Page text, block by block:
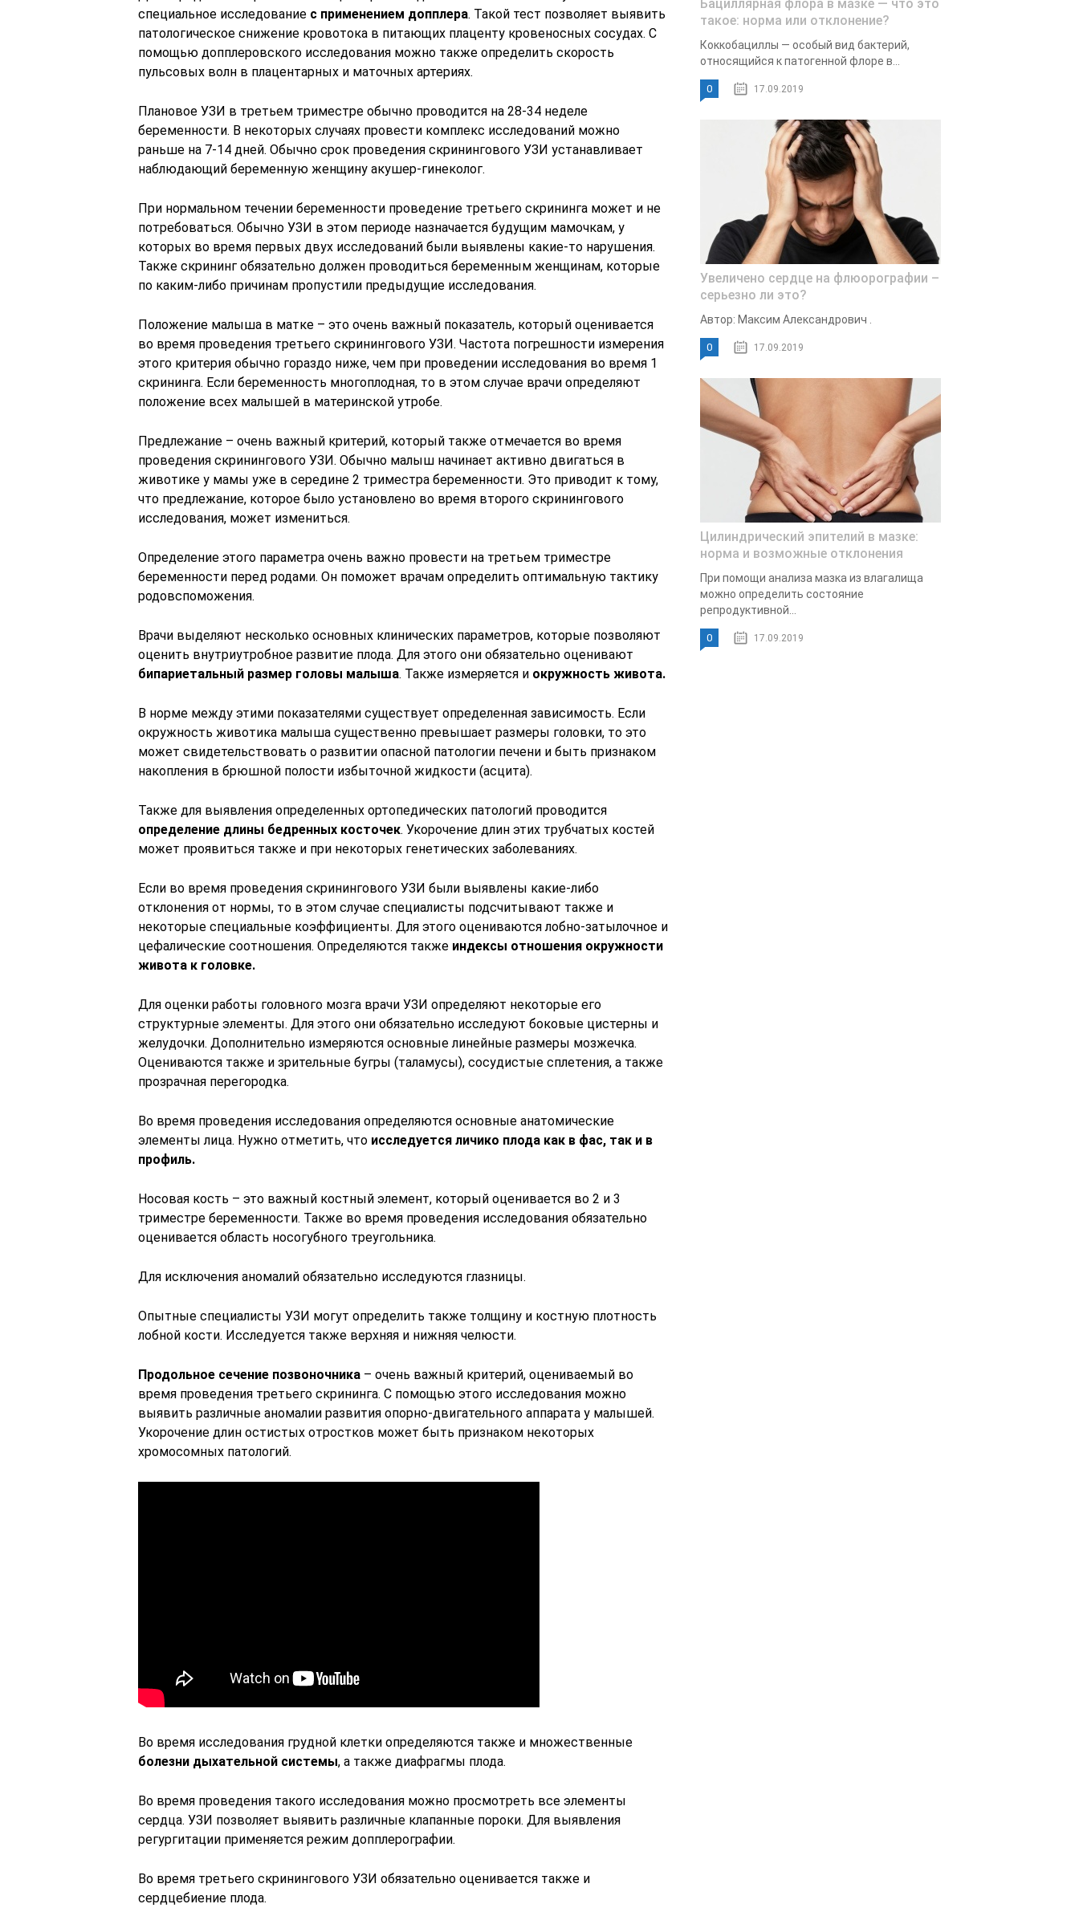
специальное исследование с применением допплера. Такой тест позволяет выявить
патологическое снижение кровотока в питающих плаценту кровеносных сосудах. С
помощью допплеровского исследования можно также определить скорость
пульсовых волн в плацентарных и маточных артериях.
Плановое УЗИ в третьем триместре обычно проводится на 28-34 неделе
беременности. В некоторых случаях провести комплекс исследований можно
раньше на 7-14 дней. Обычно срок проведения скринингового УЗИ устанавливает
наблюдающий беременную женщину акушер-гинеколог.
При нормальном течении беременности проведение третьего скрининга может и не
потребоваться. Обычно УЗИ в этом периоде назначается будущим мамочкам, у
которых во время первых двух исследований были выявлены какие-то нарушения.
Также скрининг обязательно должен проводиться беременным женщинам, которые
по каким-либо причинам пропустили предыдущие исследования.
Положение малыша в матке – это очень важный показатель, который оценивается
во время проведения третьего скринингового УЗИ. Частота погрешности измерения
этого критерия обычно гораздо ниже, чем при проведении исследования во время 1
скрининга. Если беременность многоплодная, то в этом случае врачи определяют
положение всех малышей в материнской утробе.
Предлежание – очень важный критерий, который также отмечается во время
проведения скринингового УЗИ. Обычно малыш начинает активно двигаться в
животике у мамы уже в середине 2 триместра беременности. Это приводит к тому,
что предлежание, которое было установлено во время второго скринингового
исследования, может измениться.
Определение этого параметра очень важно провести на третьем триместре
беременности перед родами. Он поможет врачам определить оптимальную тактику
родовспоможения.
Врачи выделяют несколько основных клинических параметров, которые позволяют
оценить внутриутробное развитие плода. Для этого они обязательно оценивают
бипариетальный размер головы малыша. Также измеряется и окружность живота.
В норме между этими показателями существует определенная зависимость. Если
окружность животика малыша существенно превышает размеры головки, то это
может свидетельствовать о развитии опасной патологии печени и быть признаком
накопления в брюшной полости избыточной жидкости (асцита).
Также для выявления определенных ортопедических патологий проводится
определение длины бедренных косточек. Укорочение длин этих трубчатых костей
может проявиться также и при некоторых генетических заболеваниях.
Если во время проведения скринингового УЗИ были выявлены какие-либо
отклонения от нормы, то в этом случае специалисты подсчитывают также и
некоторые специальные коэффициенты. Для этого оцениваются лобно-затылочное и
цефалические соотношения. Определяются также индексы отношения окружности
живота к головке.
Для оценки работы головного мозга врачи УЗИ определяют некоторые его
структурные элементы. Для этого они обязательно исследуют боковые цистерны и
желудочки. Дополнительно измеряются основные линейные размеры мозжечка.
Оцениваются также и зрительные бугры (таламусы), сосудистые сплетения, а также
прозрачная перегородка.
Во время проведения исследования определяются основные анатомические
элементы лица. Нужно отметить, что исследуется личико плода как в фас, так и в
профиль.
Носовая кость – это важный костный элемент, который оценивается во 2 и 3
триместре беременности. Также во время проведения исследования обязательно
оценивается область носогубного треугольника.
Для исключения аномалий обязательно исследуются глазницы.
Опытные специалисты УЗИ могут определить также толщину и костную плотность
лобной кости. Исследуется также верхняя и нижняя челюсти.
Продольное сечение позвоночника – очень важный критерий, оцениваемый во
время проведения третьего скрининга. С помощью этого исследования можно
выявить различные аномалии развития опорно-двигательного аппарата у малышей.
Укорочение длин остистых отростков может быть признаком некоторых
хромосомных патологий.
Во время исследования грудной клетки определяются также и множественные
болезни дыхательной системы, а также диафрагмы плода.
Во время проведения такого исследования можно просмотреть все элементы
сердца. УЗИ позволяет выявить различные клапанные пороки. Для выявления
регургитации применяется режим допплерографии.
Во время третьего скринингового УЗИ обязательно оценивается также и
сердцебиение плода.
Бациллярная флора в мазке — что это
такое: норма или отклонение?
Коккобациллы — особый вид бактерий,
относящийся к патогенной флоре в...
0 17.09.2019
Увеличено сердце на флюорографии –
серьезно ли это?
Автор: Максим Александрович .
0 17.09.2019
Цилиндрический эпителий в мазке:
норма и возможные отклонения
При помощи анализа мазка из влагалища
можно определить состояние
репродуктивной...
0 17.09.2019